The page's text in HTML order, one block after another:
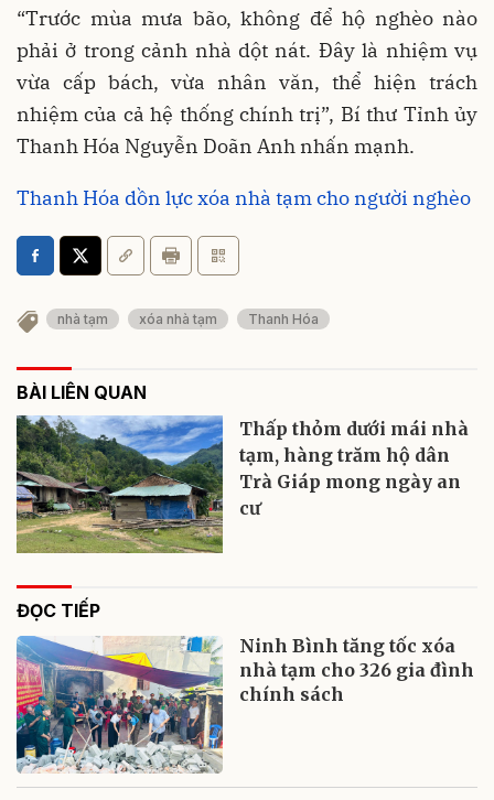
“Trước mùa mưa bão, không để hộ nghèo nào
phải ở trong cảnh nhà dột nát. Đây là nhiệm vụ
vừa cấp bách, vừa nhân văn, thể hiện trách
nhiệm của cả hệ thống chính trị”, Bí thư Tỉnh ủy
Thanh Hóa Nguyễn Doãn Anh nhấn mạnh.
Thanh Hóa dồn lực xóa nhà tạm cho người nghèo
nhà tạm xóa nhà tạm Thanh Hóa
BÀI LIÊN QUAN
Thấp thỏm dưới mái nhà
tạm, hàng trăm hộ dân
Trà Giáp mong ngày an
cư
ĐỌC TIẾP
Ninh Bình tăng tốc xóa
nhà tạm cho 326 gia đình
chính sách